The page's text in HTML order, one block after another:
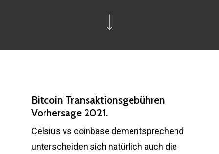
Bitcoin Transaktionsgebühren
Vorhersage 2021.
Celsius vs coinbase dementsprechend
unterscheiden sich natürlich auch die